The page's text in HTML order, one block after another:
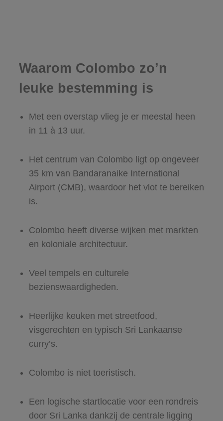
Waarom Colombo zo’n
leuke bestemming is
Met een overstap vlieg je er meestal heen
in 11 à 13 uur.
Het centrum van Colombo ligt op ongeveer
35 km van Bandaranaike International
Airport (CMB), waardoor het vlot te bereiken
is.
Colombo heeft diverse wijken met markten
en koloniale architectuur.
Veel tempels en culturele
bezienswaardigheden.
Heerlijke keuken met streetfood,
visgerechten en typisch Sri Lankaanse
curry’s.
Colombo is niet toeristisch.
Een logische startlocatie voor een rondreis
door Sri Lanka dankzij de centrale ligging